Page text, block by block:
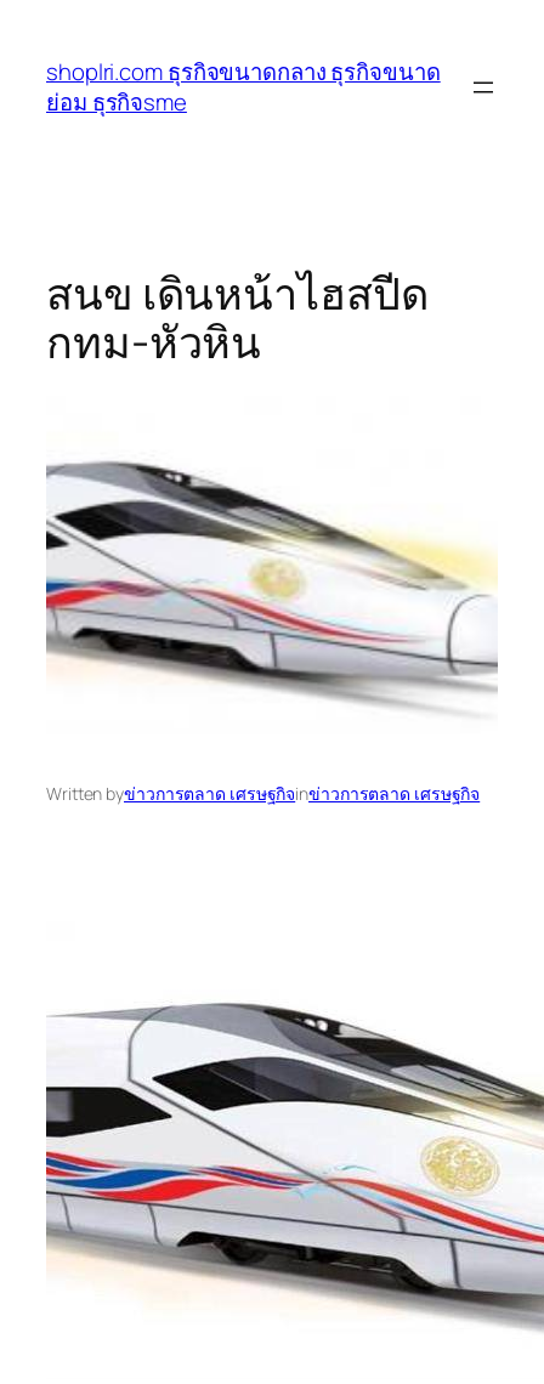
เนื้อหา
shoplri.com ธุรกิจขนาดกลาง ธุรกิจขนาด
ย่อม ธุรกิจsme
สนข เดินหน้าไฮสปีด
กทม-หัวหิน
Written byข่าวการตลาด เศรษฐกิจinข่าวการตลาด เศรษฐกิจ